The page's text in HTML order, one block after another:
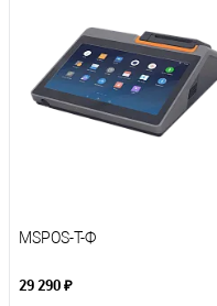
MSPOS-T-Ф
29 290 ₽